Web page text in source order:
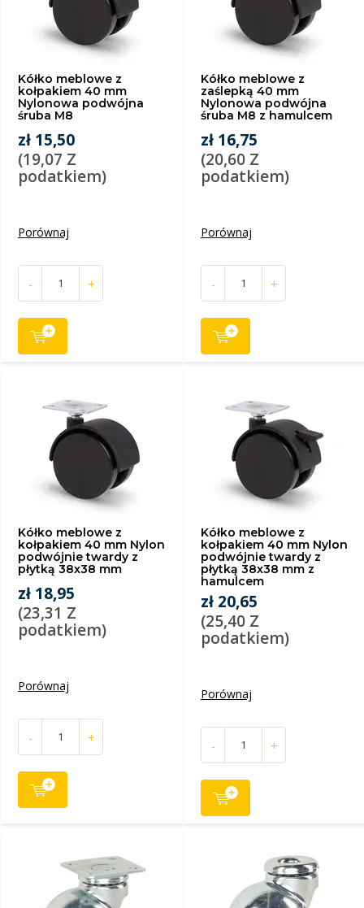
Kółko meblowe z
kołpakiem 40 mm
Nylonowa podwójna
śruba M8
zł 15,50
(19,07 Z
podatkiem)
Porównaj
- +
Kółko meblowe z
zaślepką 40 mm
Nylonowa podwójna
śruba M8 z hamulcem
zł 16,75
(20,60 Z
podatkiem)
Porównaj
- +
Kółko meblowe z
kołpakiem 40 mm Nylon
podwójnie twardy z
płytką 38x38 mm
zł 18,95
(23,31 Z
podatkiem)
Porównaj
- +
Kółko meblowe z
kołpakiem 40 mm Nylon
podwójnie twardy z
płytką 38x38 mm z
hamulcem
zł 20,65
(25,40 Z
podatkiem)
Porównaj
- +